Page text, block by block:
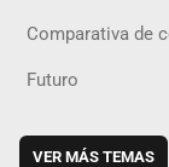
Comparativa de
Futuro
VER MÁS TEMAS